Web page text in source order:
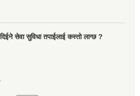
सेवा सुविधा तपाईलाई कस्तो लाग्छ ?